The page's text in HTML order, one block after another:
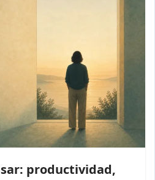
productividad,